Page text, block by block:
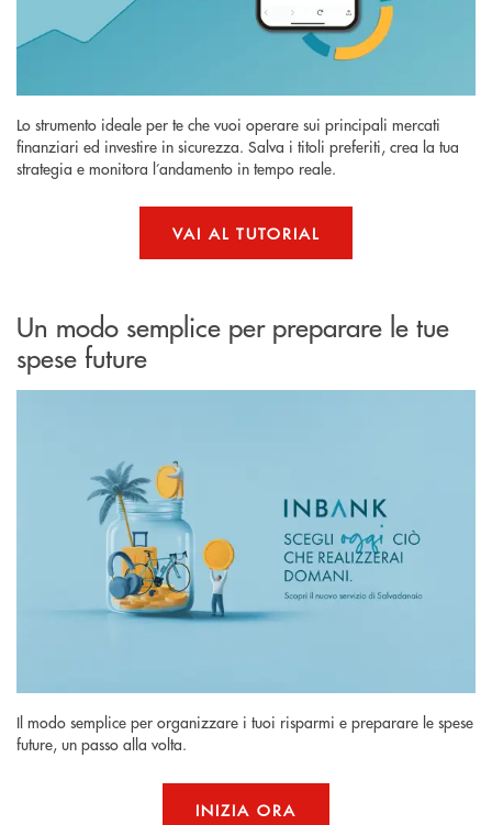
Lo strumento ideale per te che vuoi operare sui principali mercati
finanziari ed investire in sicurezza. Salva i titoli preferiti, crea la tua
strategia e monitora l’andamento in tempo reale.
VAI AL TUTORIAL
Un modo semplice per preparare le tue
spese future
Il modo semplice per organizzare i tuoi risparmi e preparare le spese
future, un passo alla volta.
INIZIA ORA